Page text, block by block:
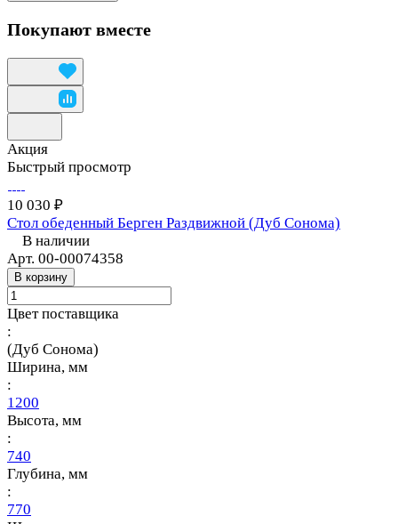
Покупают вместе
Акция
Быстрый просмотр
10 030 ₽
Стол обеденный Берген Раздвижной (Дуб Сонома)
В наличии
Арт. 00-00074358
В корзину
Цвет поставщика
:
(Дуб Сонома)
Ширина, мм
:
1200
Высота, мм
:
740
Глубина, мм
:
770